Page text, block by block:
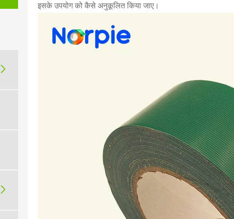


इसके उपयोग को कैसे अनुकूलित किया जाए।